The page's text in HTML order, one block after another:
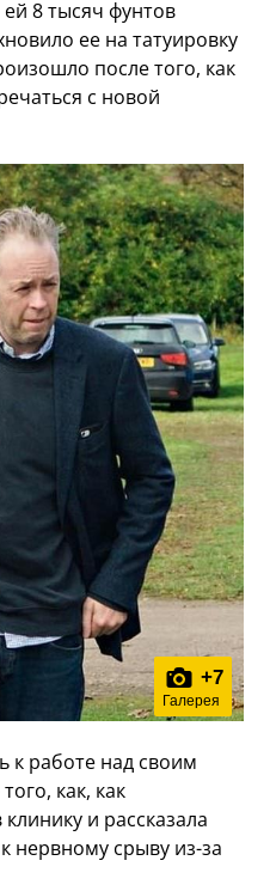
8 тысяч фунтов
ее на татуировку
после того, как
с новой
+7
Галерея
к работе над своим
как, как
и рассказала
нервному срыву из-за